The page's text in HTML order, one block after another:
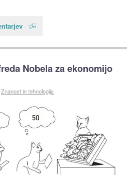
Nobela za ekonomijo
Znanost in tehnologija